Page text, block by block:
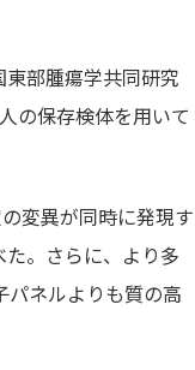
部腫瘍学共同研究
の保存検体を用いて
変異が同時に発現す
。さらに、より多
パネルよりも質の高